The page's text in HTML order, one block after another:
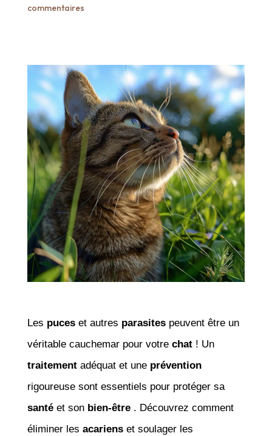
commentaires
Les puceset autres parasitespeuvent être un
véritable cauchemar pour votre chat! Un
traitementadéquat et une prévention
rigoureuse sont essentiels pour protéger sa
santéet son bien-être. Découvrez comment
éliminer les acarienset soulager les